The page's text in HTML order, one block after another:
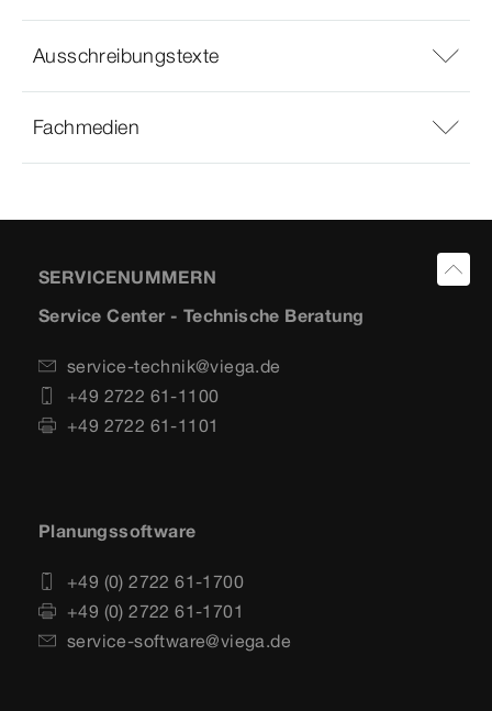
Ausschreibungstexte
Fachmedien
SERVICENUMMERN
Service Center - Technische Beratung
service-technik@viega.de
+49 2722 61-1100
+49 2722 61-1101
Planungssoftware
+49 (0) 2722 61-1700
+49 (0) 2722 61-1701
service-software@viega.de